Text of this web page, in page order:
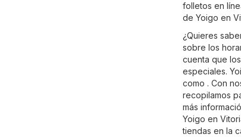
folletos en
de Yoigo en
¿Quieres
sobre los
cuenta que
especiales.
como . Con
recopilamos
más
Yoigo en
tiendas en la